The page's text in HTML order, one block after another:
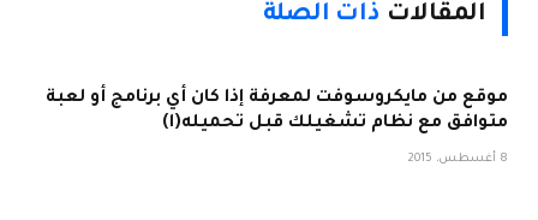
المقالات ذات الصلة
موقع من مايكروسوفت لمعرفة إذا كان أي برنامج أو لعبة
متوافق مع نظام تشغيلك قبل تحميله(ا)
8 أغسطس، 2015